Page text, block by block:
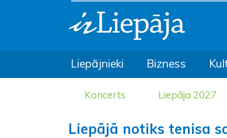
Liepājnieki Bizness
Koncerts Liepāja 2027
Liepājā notiks tenisa